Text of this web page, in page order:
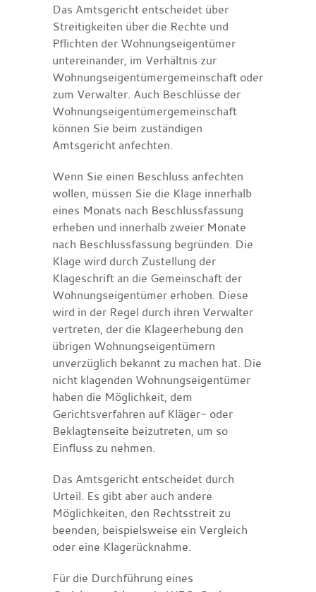
Das Amtsgericht entscheidet über
Streitigkeiten über die Rechte und
Pflichten der Wohnungseigentümer
untereinander, im Verhältnis zur
Wohnungseigentümergemeinschaft oder
zum Verwalter. Auch Beschlüsse der
Wohnungseigentümergemeinschaft
können Sie beim zuständigen
Amtsgericht anfechten.
Wenn Sie einen Beschluss anfechten
wollen, müssen Sie die Klage innerhalb
eines Monats nach Beschlussfassung
erheben und innerhalb zweier Monate
nach Beschlussfassung begründen. Die
Klage wird durch Zustellung der
Klageschrift an die Gemeinschaft der
Wohnungseigentümer erhoben. Diese
wird in der Regel durch ihren Verwalter
vertreten, der die Klageerhebung den
übrigen Wohnungseigentümern
unverzüglich bekannt zu machen hat. Die
nicht klagenden Wohnungseigentümer
haben die Möglichkeit, dem
Gerichtsverfahren auf Kläger- oder
Beklagtenseite beizutreten, um so
Einfluss zu nehmen.
Das Amtsgericht entscheidet durch
Urteil. Es gibt aber auch andere
Möglichkeiten, den Rechtsstreit zu
beenden, beispielsweise ein Vergleich
oder eine Klagerücknahme.
Für die Durchführung eines